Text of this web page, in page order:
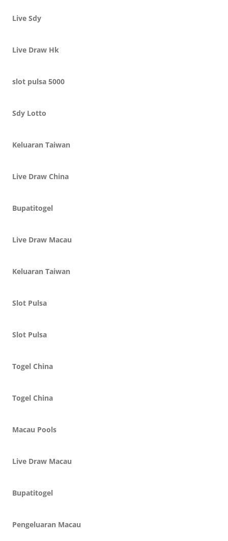
Live Sdy
Live Draw Hk
slot pulsa 5000
Sdy Lotto
Keluaran Taiwan
Live Draw China
Bupatitogel
Live Draw Macau
Keluaran Taiwan
Slot Pulsa
Slot Pulsa
Togel China
Togel China
Macau Pools
Live Draw Macau
Bupatitogel
Pengeluaran Macau